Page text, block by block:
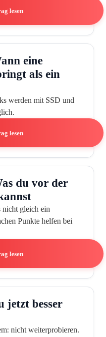
lesen
eine
als ein
werden mit SSD und
lesen
du vor der
nicht gleich ein
Punkte helfen bei
lesen
jetzt besser
nicht weiterprobieren.